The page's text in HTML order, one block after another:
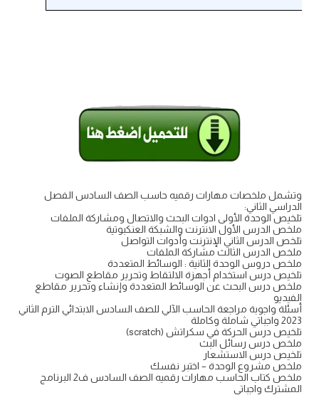
وتشمل ملخصات مهارات رقميه حاسب الصف السادس الفصل
الدراسي الثاني:
تلخيص الوحدة الأولى ادوات البحث والاتصال ومشاركة الملفات
ملخص الدرس الأول الانترنت والشبكة العنكبوتية
تلخص الدرس الثاني الإنترنت وأدوات التواصل
ملخص الدرس الثالث مشاركة الملفات
ملخص دروس الوحدة الثانية : الوسائط المتعددة
تلخيص درس استخدام أجهزة الالتقاط وتحرير مقاطع الصوت
ملخص درس البحث عن الوسائط المتعددة وإنشاء وتحرير مقاطع
الفيديو
أسئلة واجوبة مراجعة الحاسب الآلي للصف السادس الابتدائي الترم الثاني
2023 واجباتي شاملة وكاملة
تلخيص درس الحركة في سكراتش (scratch)
ملخص درس رسائل البث
تلخيص درس الاستشعار
ملخص مشروع الوحدة – اختبر نفسك
ملخص كتاب الحاسب مهارات رقميه الصف السادس ف2 البرنامج
المشترك واجباتي